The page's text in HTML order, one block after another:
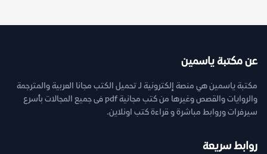
عن مكتبة ياسمين
مكتبة ياسمين هي منصة إلكترونية لـ تحميل الكتب مجانا العربية والمترجمة
والروايات والقصص وغيرها من كتب مجانية pdf فى جميع المجالات بأسرع
سيرفرات وروابط مباشرة و قراءة كتب اونلاين.
روابط سريعة